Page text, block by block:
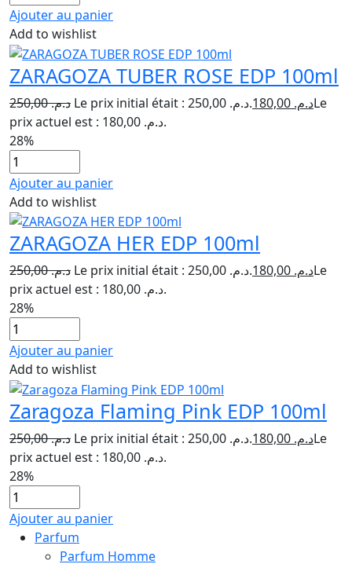
Ajouter au panier
Add to wishlist
ZARAGOZA TUBER ROSE EDP 100ml
د.م.250,00 Le prix initial était : د.م. 250,00. د.م.Le
prix actuel est : د.م. 180,00.
28%
Ajouter au panier
Add to wishlist
ZARAGOZA HER EDP 100ml
د.م.250,00 Le prix initial était : د.م. 250,00. د.م.Le
prix actuel est : د.م. 180,00.
28%
Ajouter au panier
Add to wishlist
Zaragoza Flaming Pink EDP 100ml
د.م.250,00 Le prix initial était : د.م. 250,00. د.م.Le
prix actuel est : د.م. 180,00.
28%
Ajouter au panier
Parfum
Parfum Homme